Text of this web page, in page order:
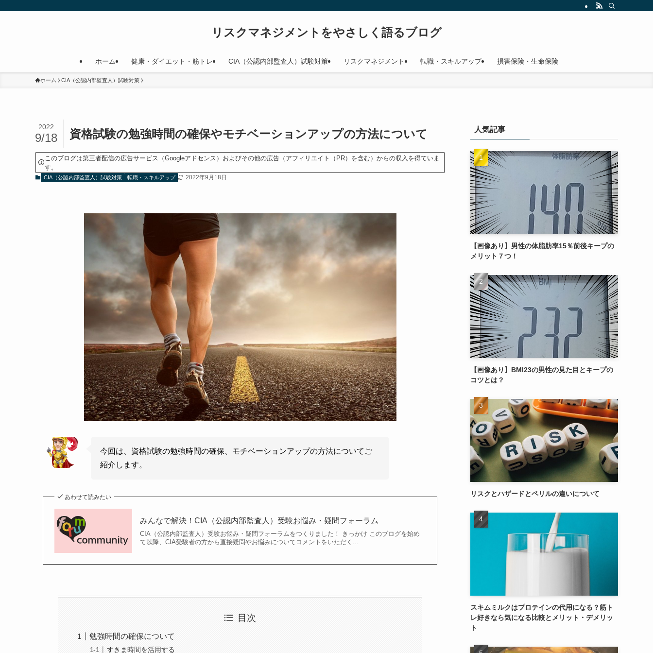
リスクマネジメントをやさしく語るブログ
ホーム 健康・ダイエット・筋トレ CIA（公認内部監査人）試験対策 リスクマネジメント 転職・スキルアップ 損害保険・生命保険
ホーム CIA（公認内部監査人）試験対策
資格試験の勉強時間の確保やモチベーションアップの方法について
2022
9/18
このブログは第三者配信の広告サービス（Googleアドセンス）およびその他の広告（アフィリエイト（PR）を含む）からの収入を得ていま
す。
CIA（公認内部監査人）試験対策 転職・スキルアップ 2022年9月18日
今回は、資格試験の勉強時間の確保、モチベーションアップの方法についてご
紹介します。
あわせて読みたい
みんなで解決！CIA（公認内部監査人）受験お悩み・疑問フォーラム
CIA（公認内部監査人）受験お悩み・疑問フォーラムをつくりました！ きっかけ このブログを始め
て以降、CIA受験者の方から直接疑問やお悩みについてコメントをいただく...
目次
勉強時間の確保について
すきま時間を活用する
人気記事
【画像あり】男性の体脂肪率15％前後キープの
メリット７つ！
【画像あり】BMI23の男性の見た目とキープの
コツとは？
リスクとハザードとペリルの違いについて
スキムミルクはプロテインの代用になる？筋ト
レ好きなら気になる比較とメリット・デメリッ
ト